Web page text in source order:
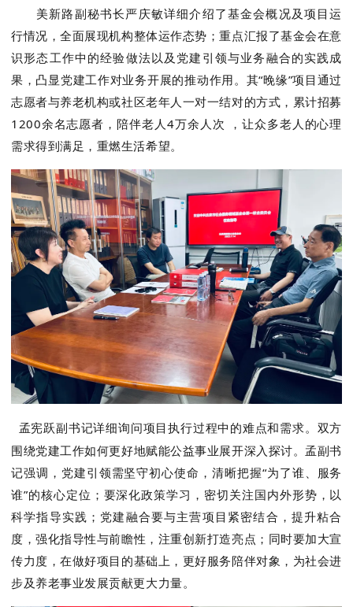
美新路副秘书长严庆敏详细介绍了基金会概况及项目运
行情况，全面展现机构整体运作态势；重点汇报了基金会在意
识形态工作中的经验做法以及党建引领与业务融合的实践成
果，凸显党建工作对业务开展的推动作用。其“晚缘”项目通过
志愿者与养老机构或社区老年人一对一结对的方式，累计招募
1200余名志愿者，陪伴老人4万余人次 ，让众多老人的心理
需求得到满足，重燃生活希望。
孟宪跃副书记详细询问项目执行过程中的难点和需求。双方
围绕党建工作如何更好地赋能公益事业展开深入探讨。孟副书
记强调，党建引领需坚守初心使命，清晰把握“为了谁、服务
谁”的核心定位；要深化政策学习，密切关注国内外形势，以
科学指导实践；党建融合要与主营项目紧密结合，提升粘合
度，强化指导性与前瞻性，注重创新打造亮点；同时要加大宣
传力度，在做好项目的基础上，更好服务陪伴对象，为社会进
步及养老事业发展贡献更大力量。